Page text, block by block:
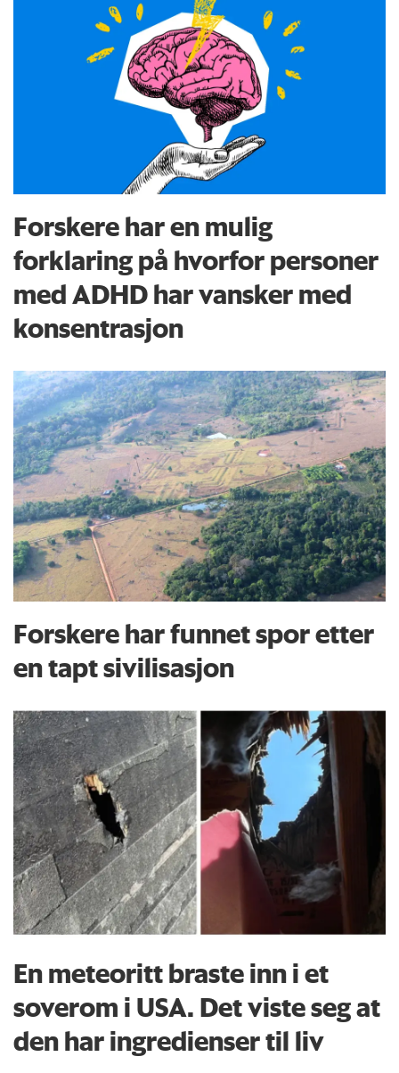
Forskere har en mulig
forklaring på hvorfor personer
med ADHD har vansker med
konsentrasjon
Forskere har funnet spor etter
en tapt sivilisasjon
En meteoritt braste inn i et
soverom i USA. Det viste seg at
den har ingredienser til liv